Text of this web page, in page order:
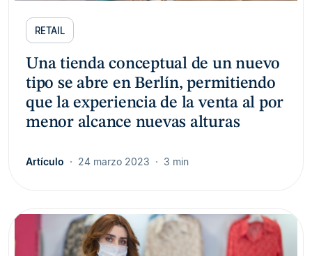
RETAIL
Una tienda conceptual de un nuevo
tipo se abre en Berlín, permitiendo
que la experiencia de la venta al por
menor alcance nuevas alturas
Artículo 24 marzo 2023 3 min